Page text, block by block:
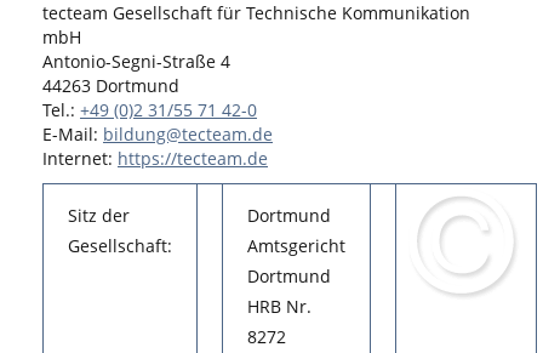
tecteam Gesellschaft für Technische Kommunikation
mbH
Antonio-Segni-Straße 4
44263 Dortmund
Tel.: +49 (0)2 31/55 71 42-0
E-Mail: bildung@tecteam.de
Internet: https://tecteam.de
Sitz der
Gesellschaft:
Dortmund
Amtsgericht
Dortmund
HRB Nr.
8272